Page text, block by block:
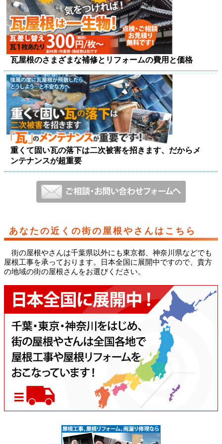
瓦屋根のさまざまな補修とリフォームの費用と価格
重くて固い瓦の落下は二次被害を招きます、だからメ
ンテナンスが超重要
あなたの近くの街の屋根やさんはこちら
街の屋根やさんは千葉県以外にも東京都、神奈川県などでも
屋根工事を承っております。日本全国に展開中ですので、貴方
の地域の街の屋根さんをお選びください。